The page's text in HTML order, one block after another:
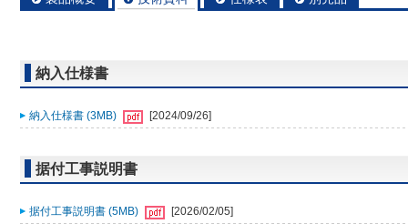
納入仕様書
納入仕様書 (3MB) [2024/09/26]
据付工事説明書
据付工事説明書 (5MB) [2026/02/05]